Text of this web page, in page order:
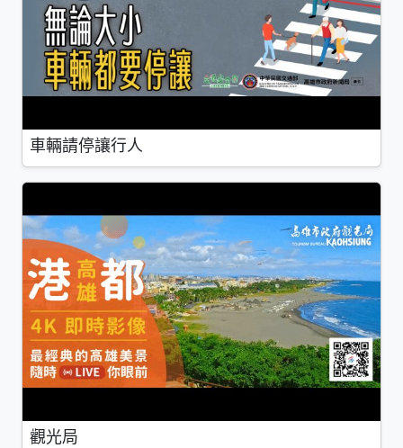
車輛請停讓行人
觀光局